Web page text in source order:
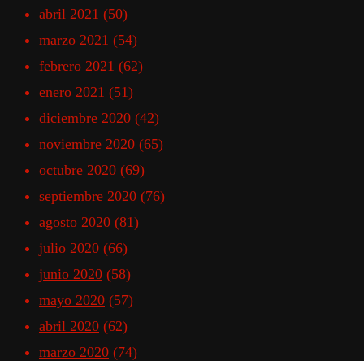
abril 2021 (50)
marzo 2021 (54)
febrero 2021 (62)
enero 2021 (51)
diciembre 2020 (42)
noviembre 2020 (65)
octubre 2020 (69)
septiembre 2020 (76)
agosto 2020 (81)
julio 2020 (66)
junio 2020 (58)
mayo 2020 (57)
abril 2020 (62)
marzo 2020 (74)